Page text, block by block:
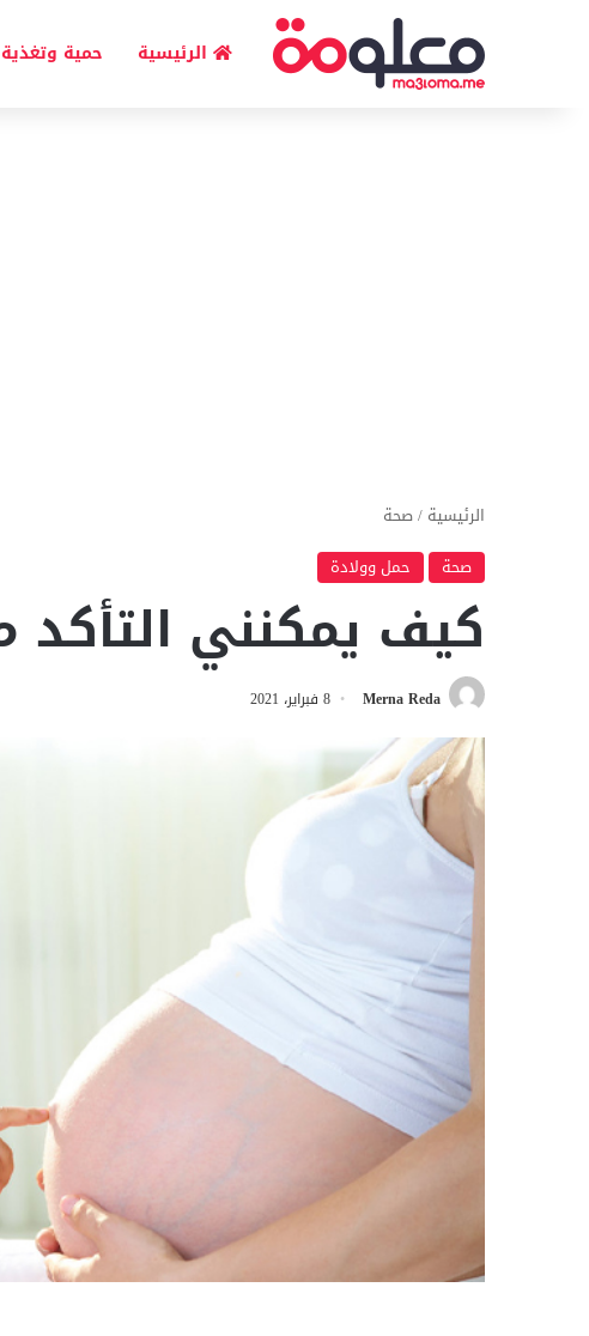
الرئيسية حمية وتغذية
الرئيسية /صحة
صحة
حمل وولادة
كيف يمكنني
Merna Reda 8 فبراير، 2021